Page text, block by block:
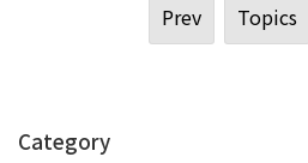
Prev Topics
Category